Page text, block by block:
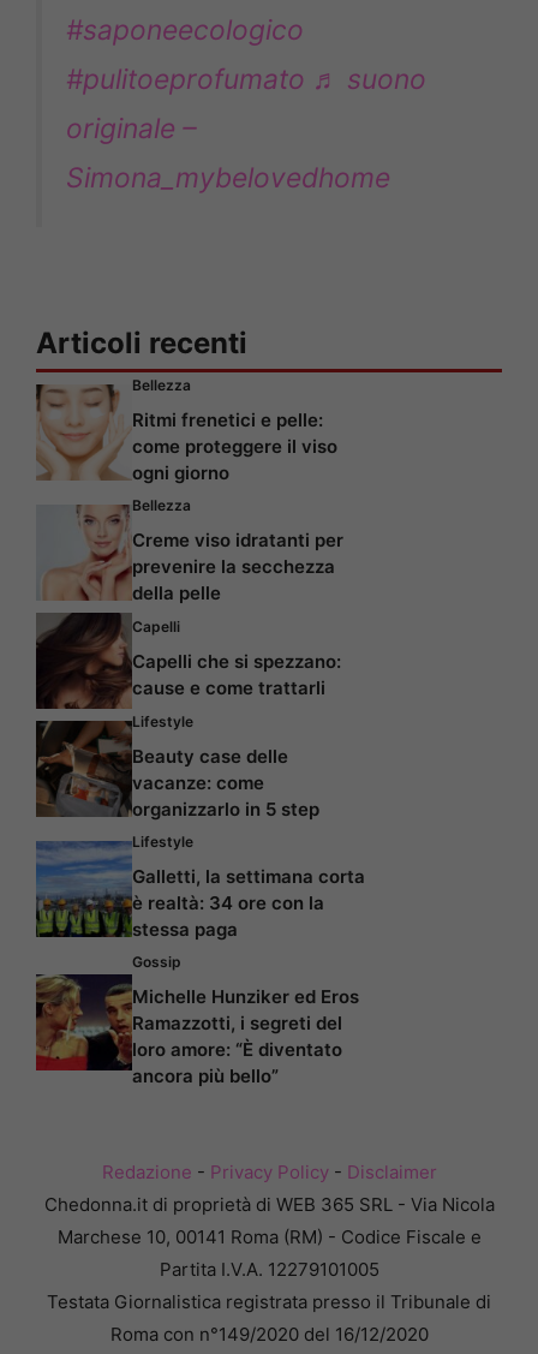
#saponeecologico
#pulitoeprofumato ♬ suono
originale –
Simona_mybelovedhome
Articoli recenti
Bellezza
Ritmi frenetici e pelle:
come proteggere il viso
ogni giorno
Bellezza
Creme viso idratanti per
prevenire la secchezza
della pelle
Capelli
Capelli che si spezzano:
cause e come trattarli
Lifestyle
Beauty case delle
vacanze: come
organizzarlo in 5 step
Lifestyle
Galletti, la settimana corta
è realtà: 34 ore con la
stessa paga
Gossip
Michelle Hunziker ed Eros
Ramazzotti, i segreti del
loro amore: “È diventato
ancora più bello”
Redazione - Privacy Policy- Disclaimer
Chedonna.it di proprietà di WEB 365 SRL - Via Nicola
Marchese 10, 00141 Roma (RM) - Codice Fiscale e
Partita I.V.A. 12279101005
Testata Giornalistica registrata presso il Tribunale di
Roma con n°149/2020 del 16/12/2020